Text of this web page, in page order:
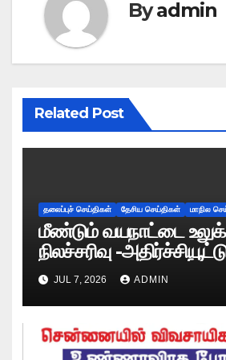
Byadmin
Related Post
தலைப்புச் செய்திகள் தேசிய செய்திகள் மாநில
மீண்டும் வயநாட்டை
நிலச்சரிவு -
JUL 7, 2026 ADMIN